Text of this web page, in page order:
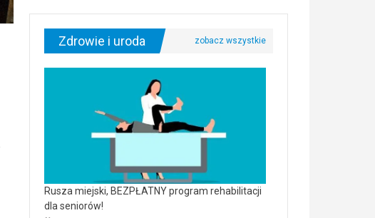
Zdrowie i uroda
Rusza miejski, BEZPŁATNY program rehabilitacji
dla seniorów!